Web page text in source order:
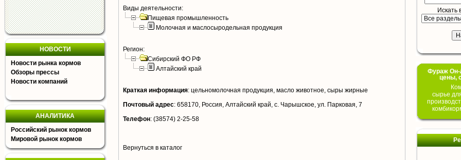
НОВОСТИ
Новости рынка кормов
Обзоры прессы
Новости компаний
АНАЛИТИКА
Российский рынок кормов
Мировой рынок кормов
Виды деятельности:
Пищевая промышленность
Молочная и маслосыродельная продукция
Регион:
Сибирский ФО РФ
Алтайский край
Краткая информация: цельномолочная продукция, масло животное, сыры жирные
Почтовый адрес: 658170, Россия, Алтайский край, с. Чарышское, ул. Парковая, 7
Телефон: (38574) 2-25-58
Вернуться в каталог
Искать
Фураж Он-
цены,
сырье